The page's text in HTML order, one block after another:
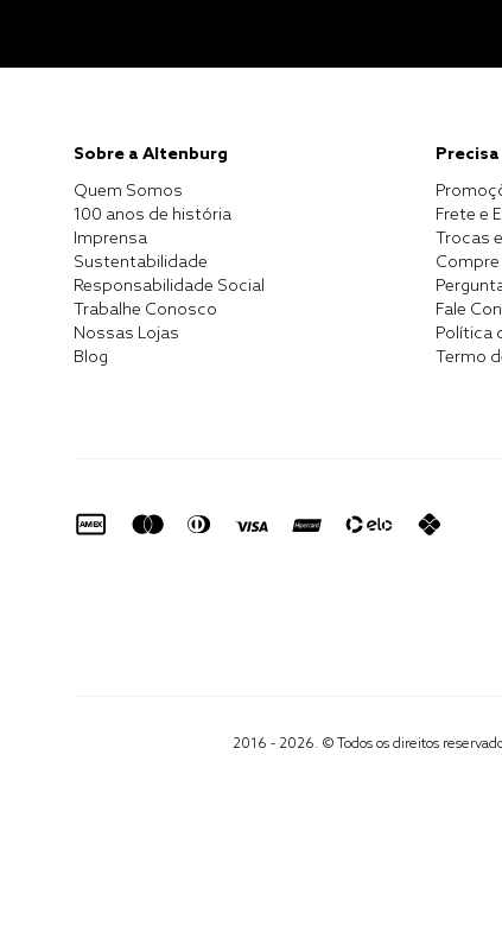
Sobre a Altenburg
Quem Somos
100 anos de história
Imprensa
Sustentabilidade
Responsabilidade Social
Trabalhe Conosco
Nossas Lojas
Blog
Frete e
Trocas
Compre
Fale
Política
Termo
2016 - 2026. © Todos os direitos